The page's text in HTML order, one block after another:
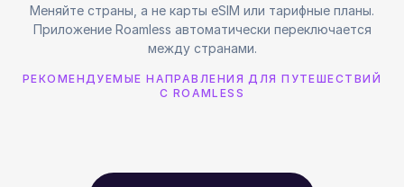
Меняйте страны, а не карты eSIM или тарифные планы.
Приложение Roamless автоматически переключается
между странами.
РЕКОМЕНДУЕМЫЕ НАПРАВЛЕНИЯ ДЛЯ ПУТЕШЕСТВИЙ
С ROAMLESS